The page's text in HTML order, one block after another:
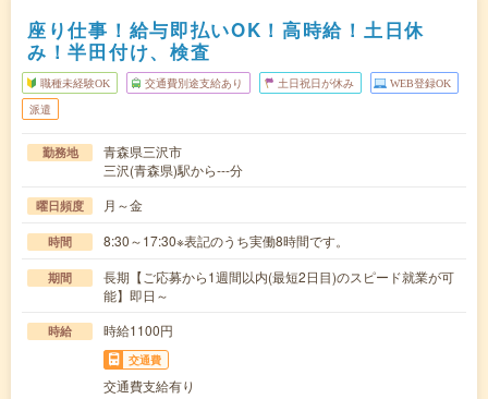
座り仕事！給与即払いOK！高時給！土日休
み！半田付け、検査
職種未経験OK 交通費別途支給あり 土日祝日が休み WEB登録OK
派遣
勤務地
青森県三沢市
三沢(青森県)駅から---分
曜日頻度 月～金
時間 8:30～17:30※表記のうち実働8時間です。
期間
長期【ご応募から1週間以内(最短2日目)のスピード就業が可
能】即日～
時給 時給1100円
交通費
交通費支給有り